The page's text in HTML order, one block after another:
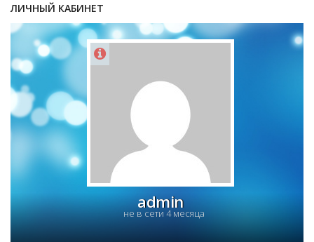
График приема граждан
ИНФОРМАЦИЯ О РУКОВОДСТВЕ
РЕКВИЗИТЫ И КОНТАКТНЫЕ ДАННЫЕ
ПОЛОЖЕНИЕ О ЗАКУПКАХ
Услуги и тарифы
ЗАХОРОНЕНИЕ ОТХОДОВ
НОРМАТИВНЫЕ ДОКУМЕНТЫ
ЮРИДИЧЕСКИМ ЛИЦАМ
ЛИЧНЫЙ КАБИНЕТ
admin
не в сети 4 месяца